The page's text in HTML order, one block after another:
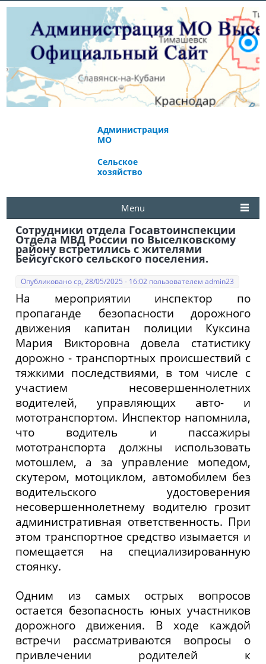
Администрация
МО
Сельское
хозяйство
Menu
Сотрудники отдела Госавтоинспекции
Отдела МВД России по Выселковскому
району встретились с жителями
Бейсугского сельского поселения.
Опубликовано ср, 28/05/2025 - 16:02 пользователемadmin23
На мероприятии инспектор по
пропаганде безопасности дорожного
движения капитан полиции Куксина
Мария Викторовна довела статистику
дорожно - транспортных происшествий с
тяжкими последствиями, в том числе с
участием несовершеннолетних
водителей, управляющих авто- и
мототранспортом. Инспектор напомнила,
что водитель и пассажиры
мототранспорта должны использовать
мотошлем, а за управление мопедом,
скутером, мотоциклом, автомобилем без
водительского удостоверения
несовершеннолетнему водителю грозит
административная ответственность. При
этом транспортное средство изымается и
помещается на специализированную
стоянку.
Одним из самых острых вопросов
остается безопасность юных участников
дорожного движения. В ходе каждой
встречи рассматриваются вопросы о
привлечении родителей к